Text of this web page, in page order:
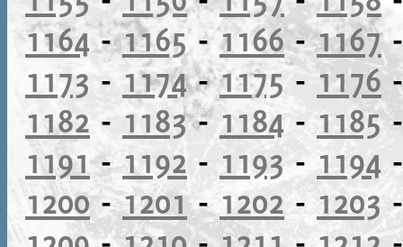
1164-1165-1166-1167
1173 - 1174-1175-1176
1182 - 1183-1184- 1185
1191-1192 - 1193- 1194
1200-1201-1202- 1203